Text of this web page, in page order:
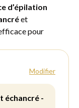
d’épilation
et
pour